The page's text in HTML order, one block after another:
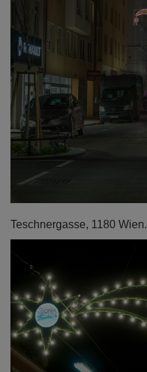
Teschnergasse, 1180 Wien.